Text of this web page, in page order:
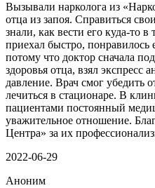
Вызывали нарколога из
отца из запоя. Справиться
знали, как вести его куда-то
приехал быстро, понравилось
потому что доктор сначала
здоровья отца, взял экспресс
давление. Врач смог убедить
лечиться в стационаре. В
пациентами постоянный
уважительное отношение.
Центра» за их
2022-06-29
Аноним